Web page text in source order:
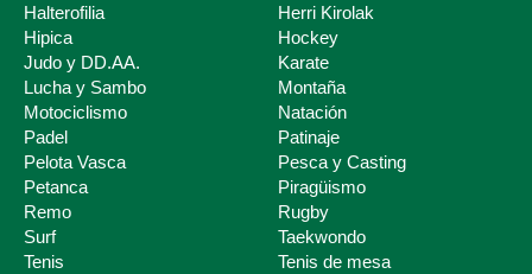
Halterofilia
Herri Kirolak
Hipica
Hockey
Judo y DD.AA.
Karate
Lucha y Sambo
Montaña
Motociclismo
Natación
Padel
Patinaje
Pelota Vasca
Pesca y Casting
Petanca
Piragüismo
Remo
Rugby
Surf
Taekwondo
Tenis
Tenis de mesa